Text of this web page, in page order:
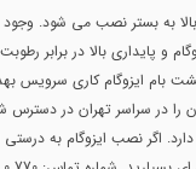
به بستر نصب می شود. وجود
پایداری بالا در برابر
بام ایزوگام کاری سرویس
را در سراسر تهران در
وجود دارد. اگر نصب